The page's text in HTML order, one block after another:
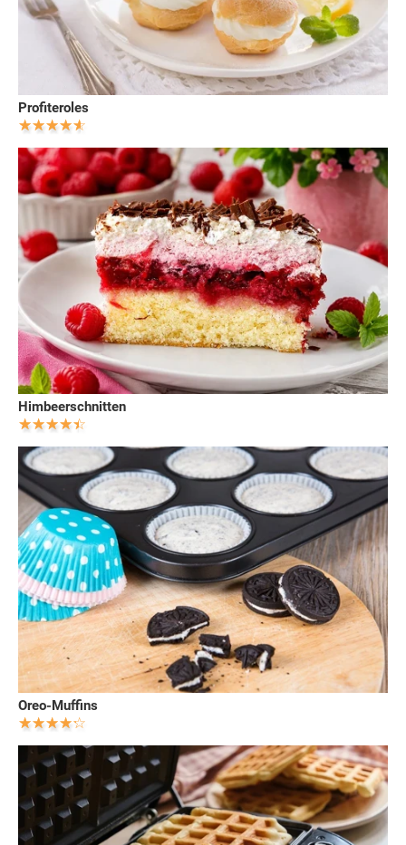
Profiteroles
Himbeerschnitten
Oreo-Muffins